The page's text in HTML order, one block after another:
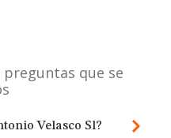
preguntas que se
Velasco Sl?